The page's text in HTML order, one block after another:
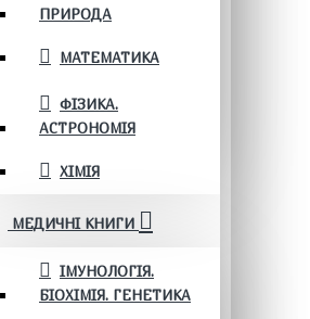
ПРИРОДА
МАТЕМАТИКА
ФІЗИКА.
АСТРОНОМІЯ
ХІМІЯ
МЕДИЧНІ КНИГИ
ІМУНОЛОГІЯ.
БІОХІМІЯ. ГЕНЕТИКА